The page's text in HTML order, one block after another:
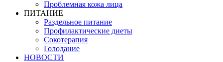
Проблемная кожа лица
ПИТАНИЕ
Раздельное питание
Профилактические диеты
Сокотерапия
Голодание
НОВОСТИ